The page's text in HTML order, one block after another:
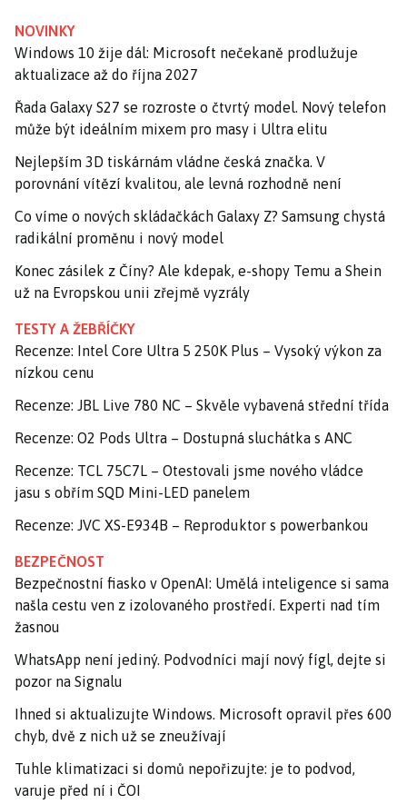
NOVINKY
Windows 10 žije dál: Microsoft nečekaně prodlužuje
aktualizace až do října 2027
Řada Galaxy S27 se rozroste o čtvrtý model. Nový telefon
může být ideálním mixem pro masy i Ultra elitu
Nejlepším 3D tiskárnám vládne česká značka. V
porovnání vítězí kvalitou, ale levná rozhodně není
Co víme o nových skládačkách Galaxy Z? Samsung chystá
radikální proměnu i nový model
Konec zásilek z Číny? Ale kdepak, e-shopy Temu a Shein
už na Evropskou unii zřejmě vyzrály
TESTY A ŽEBŘÍČKY
Recenze: Intel Core Ultra 5 250K Plus – Vysoký výkon za
nízkou cenu
Recenze: JBL Live 780 NC – Skvěle vybavená střední třída
Recenze: O2 Pods Ultra – Dostupná sluchátka s ANC
Recenze: TCL 75C7L – Otestovali jsme nového vládce
jasu s obřím SQD Mini-LED panelem
Recenze: JVC XS-E934B – Reproduktor s powerbankou
BEZPEČNOST
Bezpečnostní fiasko v OpenAI: Umělá inteligence si sama
našla cestu ven z izolovaného prostředí. Experti nad tím
žasnou
WhatsApp není jediný. Podvodníci mají nový fígl, dejte si
pozor na Signalu
Ihned si aktualizujte Windows. Microsoft opravil přes 600
chyb, dvě z nich už se zneužívají
Tuhle klimatizaci si domů nepořizujte: je to podvod,
varuje před ní i ČOI